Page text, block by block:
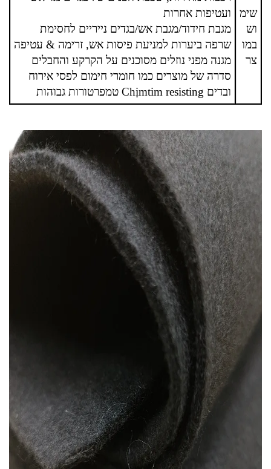
שימ
וש
במו
צר
ועטיפות אחרות
מגבת חידוד/מגבת אש/בגדים נייריים לחסימת
שרפה ביערות למניעת פיסות אש, זרימה & עטיפה
מגנה מפני נוזלים מסוכנים על הקרקע והחבלים
סדרה של מוצרים כמו חומרי חימום לפסי אירוח
ובדים Chịmtim resisting טמפרטורות גבוהות